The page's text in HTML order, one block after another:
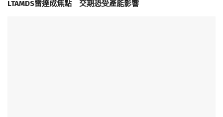
LTAMDS雷達成焦點 交期恐受產能影響